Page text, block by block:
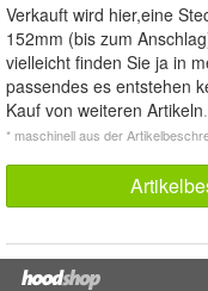
Verkauft wird hier,eine
152mm (bis zum
vielleicht finden Sie ja in
passendes es entstehen
Kauf von weiteren Artikeln
* maschinell aus der